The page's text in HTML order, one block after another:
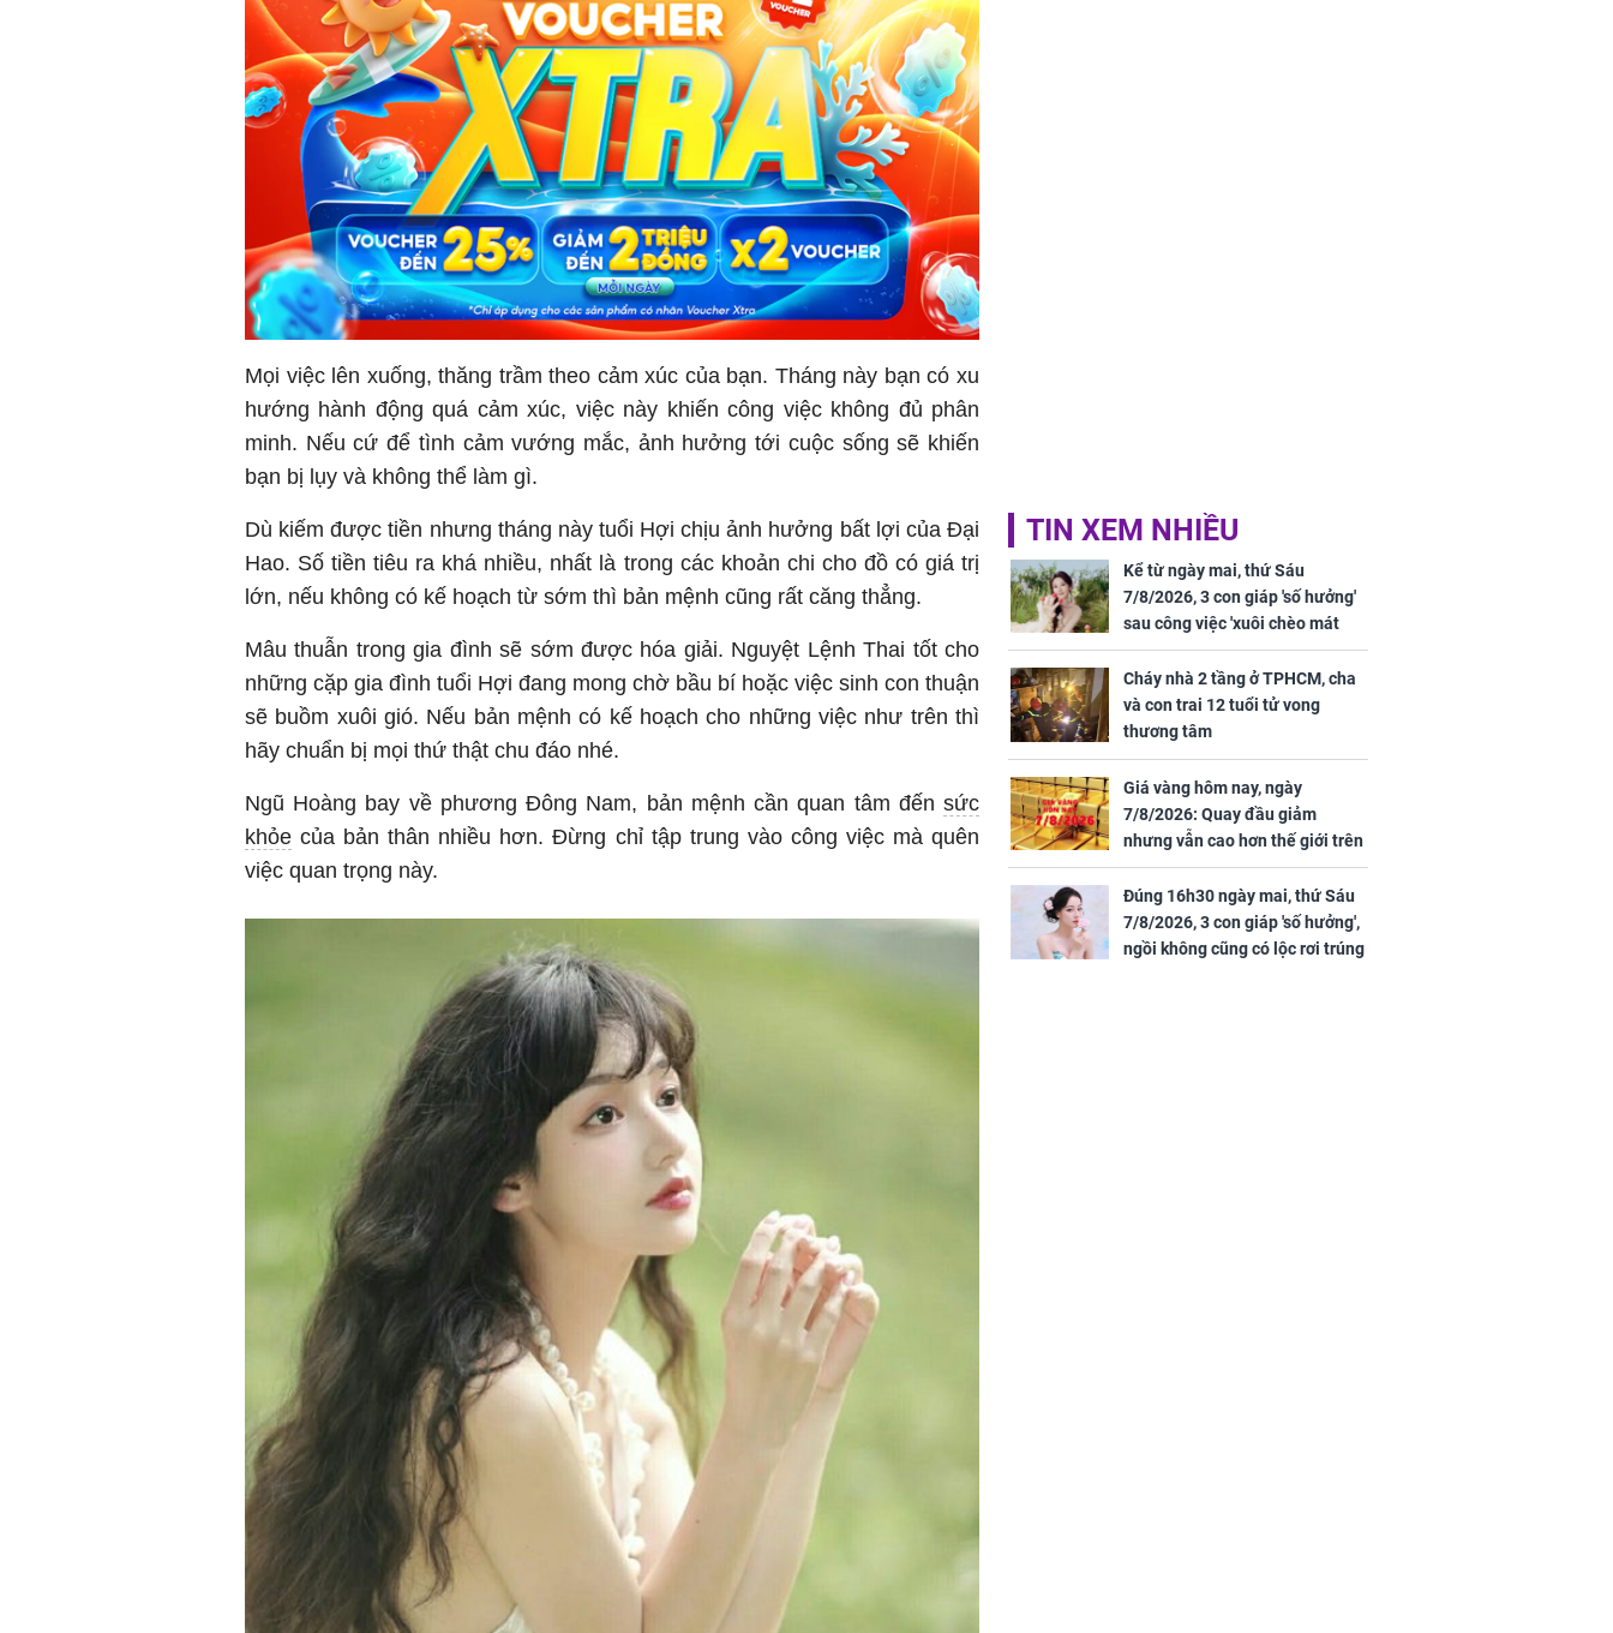
Mọi việc lên xuống, thăng trầm theo cảm xúc của bạn. Tháng này bạn có xu
hướng hành động quá cảm xúc, việc này khiến công việc không đủ phân
minh. Nếu cứ để tình cảm vướng mắc, ảnh hưởng tới cuộc sống sẽ khiến
bạn bị lụy và không thể làm gì.
Dù kiếm được tiền nhưng tháng này tuổi Hợi chịu ảnh hưởng bất lợi của Đại
Hao. Số tiền tiêu ra khá nhiều, nhất là trong các khoản chi cho đồ có giá trị
lớn, nếu không có kế hoạch từ sớm thì bản mệnh cũng rất căng thẳng.
Mâu thuẫn trong gia đình sẽ sớm được hóa giải. Nguyệt Lệnh Thai tốt cho
những cặp gia đình tuổi Hợi đang mong chờ bầu bí hoặc việc sinh con thuận
sẽ buồm xuôi gió. Nếu bản mệnh có kế hoạch cho những việc như trên thì
hãy chuẩn bị mọi thứ thật chu đáo nhé.
Ngũ Hoàng bay về phương Đông Nam, bản mệnh cần quan tâm đến sức
khỏe của bản thân nhiều hơn. Đừng chỉ tập trung vào công việc mà quên
việc quan trọng này.
TIN XEM NHIỀU
Kể từ ngày mai, thứ Sáu
7/8/2026, 3 con giáp 'số hưởng'
sau công việc 'xuôi chèo mát
mái', tiền tài 'thu về như nước',
tình duyên viên mãn
Cháy nhà 2 tầng ở TPHCM, cha
và con trai 12 tuổi tử vong
thương tâm
Giá vàng hôm nay, ngày
7/8/2026: Quay đầu giảm
nhưng vẫn cao hơn thế giới trên
7 triệu đồng
Đúng 16h30 ngày mai, thứ Sáu
7/8/2026, 3 con giáp 'số hưởng',
ngồi không cũng có lộc rơi trúng